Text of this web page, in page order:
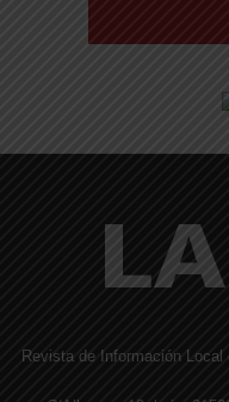
Revista de Información